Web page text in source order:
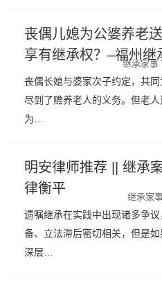
丧偶儿媳为公婆养老
享有继承权？–福州继
继承家事
丧偶长媳与婆家次子约定，共
尽到了赡养老人的义务。但老人
为…
明安律师推荐 || 继承
律衡平
继承家
遗嘱继承在实践中出现诸多争
备、立法滞后密切相关，但是
深层…